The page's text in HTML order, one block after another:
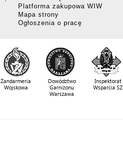
Platforma zakupowa WIW
Mapa strony
Ogłoszenia o pracę
Żandarmeria
Wojskowa
Dowództwo
Garnizonu
Warszawa
Inspektorat
Wsparcia SZ